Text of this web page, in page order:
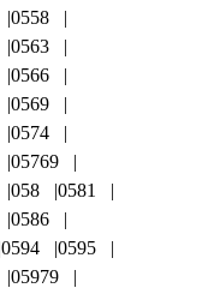
0558
0563
0566
0569
0574
05769
058
0581
0586
0594
0595
05979